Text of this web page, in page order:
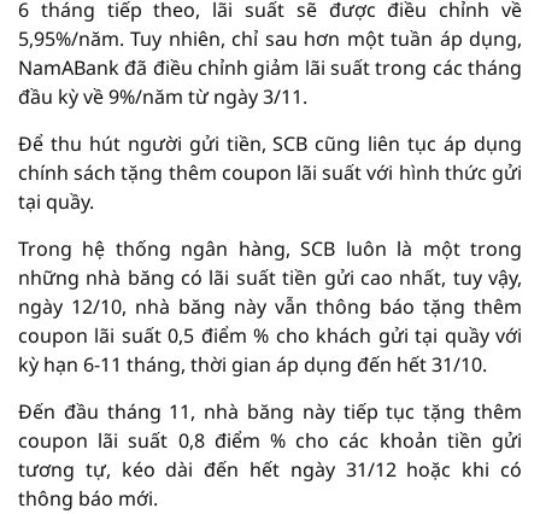
6 tháng tiếp theo, lãi suất sẽ được điều chỉnh về
5,95%/năm. Tuy nhiên, chỉ sau hơn một tuần áp dụng,
NamABank đã điều chỉnh giảm lãi suất trong các tháng
đầu kỳ về 9%/năm từ ngày 3/11.
Để thu hút người gửi tiền, SCB cũng liên tục áp dụng
chính sách tặng thêm coupon lãi suất với hình thức gửi
tại quầy.
Trong hệ thống ngân hàng, SCB luôn là một trong
những nhà băng có lãi suất tiền gửi cao nhất, tuy vậy,
ngày 12/10, nhà băng này vẫn thông báo tặng thêm
coupon lãi suất 0,5 điểm % cho khách gửi tại quầy với
kỳ hạn 6-11 tháng, thời gian áp dụng đến hết 31/10.
Đến đầu tháng 11, nhà băng này tiếp tục tặng thêm
coupon lãi suất 0,8 điểm % cho các khoản tiền gửi
tương tự, kéo dài đến hết ngày 31/12 hoặc khi có
thông báo mới.